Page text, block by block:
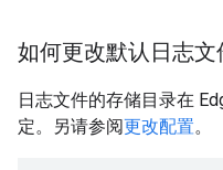
如何更改默认日志文
日志文件的存储目录在
定。另请参阅更改配置。